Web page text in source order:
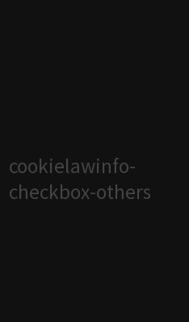
cookielawinfo-
checkbox-others